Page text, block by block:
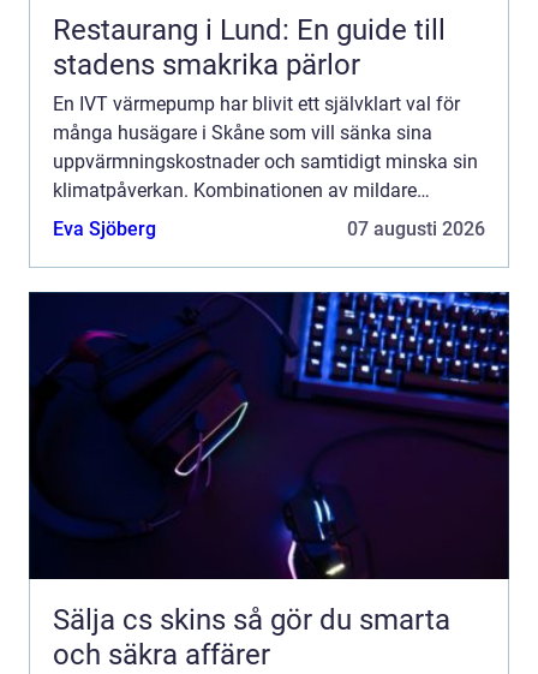
Restaurang i Lund: En guide till
stadens smakrika pärlor
En IVT värmepump har blivit ett självklart val för
många husägare i Skåne som vill sänka sina
uppvärmningskostnader och samtidigt minska sin
klimatpåverkan. Kombinationen av mildare
skånskt klimat, höga elpriser och tillgång till
Eva Sjöberg 07 augusti 2026
Sälja cs skins så gör du smarta
och säkra affärer